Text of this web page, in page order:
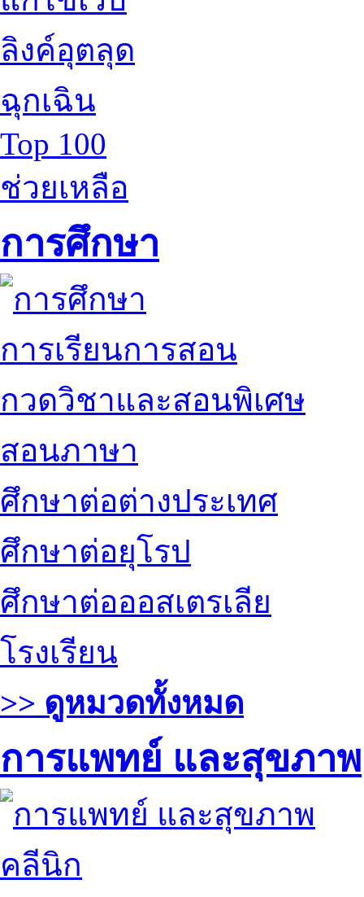
ลิงค์อุตลุด
ฉุกเฉิน
Top 100
ช่วยเหลือ
การศึกษา
การเรียนการสอน
กวดวิชาและสอนพิเศษ
สอนภาษา
ศึกษาต่อต่างประเทศ
ศึกษาต่อยุโรป
ศึกษาต่อออสเตรเลีย
โรงเรียน
>> ดูหมวดทั้งหมด
การแพทย์ และสุขภาพ
คลีนิก